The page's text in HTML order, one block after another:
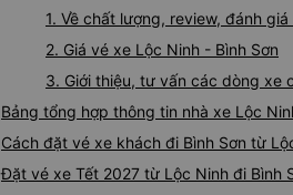
1. Về chất lượng, review, đánh
2. Giá vé xe Lộc Ninh - Bình Sơn
3. Giới thiệu, tư vấn các dòng xe
Bảng tổng hợp thông tin nhà xe Lộc
Cách đặt vé xe khách đi Bình Sơn từ
Đặt vé xe Tết 2027 từ Lộc Ninh đi Bình